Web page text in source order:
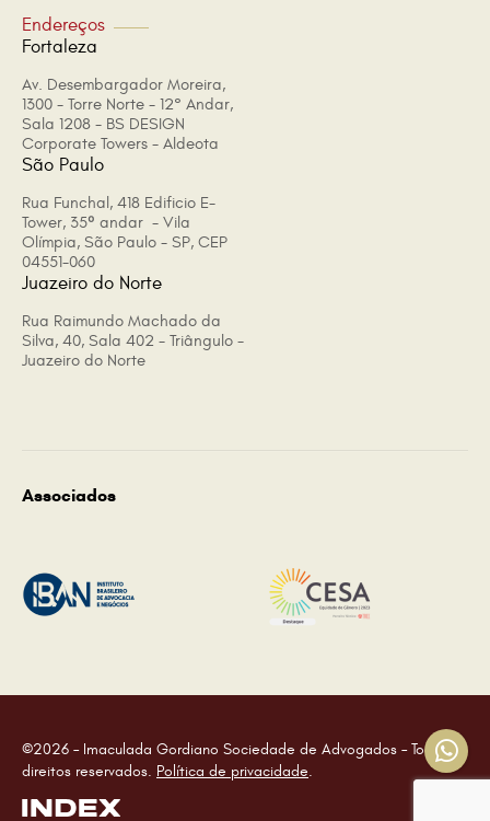
Endereços
Fortaleza
Av. Desembargador Moreira,
1300 - Torre Norte - 12° Andar,
Sala 1208 - BS DESIGN
Corporate Towers - Aldeota
São Paulo
Rua Funchal, 418 Edificio E-
Tower, 35º andar - Vila
Olímpia, São Paulo - SP, CEP
04551-060
Juazeiro do Norte
Rua Raimundo Machado da
Silva, 40, Sala 402 - Triângulo -
Juazeiro do Norte
Associados
©2026 – Imaculada Gordiano Sociedade de Advogados – Todos os
direitos reservados. Política de privacidade.